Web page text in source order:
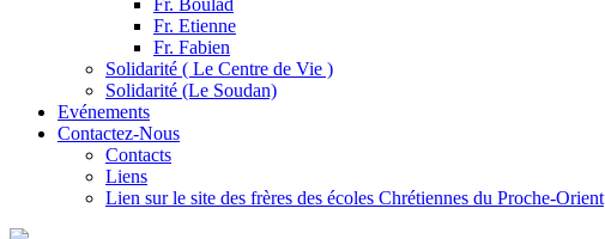
Fr. Boulad
Fr. Etienne
Fr. Fabien
Solidarité ( Le Centre de Vie )
Solidarité (Le Soudan)
Evénements
Contactez-Nous
Contacts
Liens
Lien sur le site des frères des écoles Chrétiennes du Proche-Orient